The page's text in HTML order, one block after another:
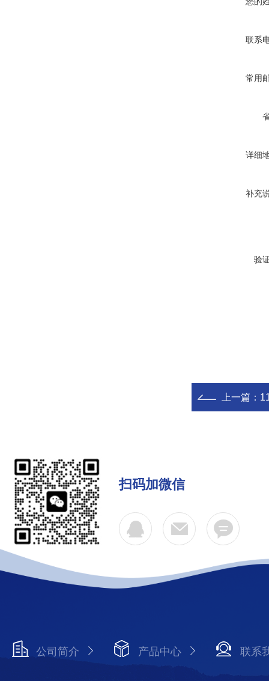
联系
常用
详细
补充
验
上一篇：
扫码加微信
公司简介 产品中心 联系